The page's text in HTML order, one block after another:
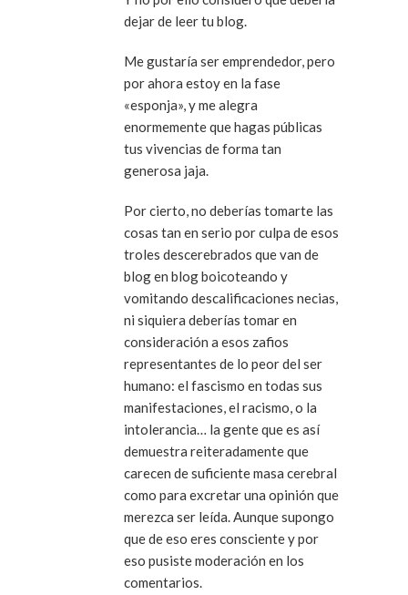
dejar de leer tu blog.
Me gustaría ser emprendedor, pero
por ahora estoy en la fase
«esponja», y me alegra
enormemente que hagas públicas
tus vivencias de forma tan
generosa jaja.
Por cierto, no deberías tomarte las
cosas tan en serio por culpa de esos
troles descerebrados que van de
blog en blog boicoteando y
vomitando descalificaciones necias,
ni siquiera deberías tomar en
consideración a esos zafios
representantes de lo peor del ser
humano: el fascismo en todas sus
manifestaciones, el racismo, o la
intolerancia… la gente que es así
demuestra reiteradamente que
carecen de suficiente masa cerebral
como para excretar una opinión que
merezca ser leída. Aunque supongo
que de eso eres consciente y por
eso pusiste moderación en los
comentarios.